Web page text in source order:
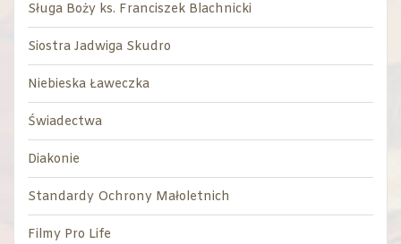
Sługa Boży ks. Franciszek Blachnicki
Siostra Jadwiga Skudro
Niebieska Ławeczka
Świadectwa
Diakonie
Standardy Ochrony Małoletnich
Filmy Pro Life